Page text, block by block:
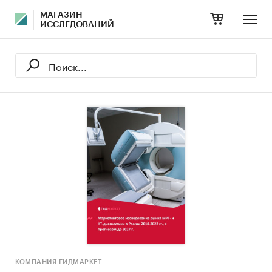
МАГАЗИН
ИССЛЕДОВАНИЙ
КОМПАНИЯ ГИДМАРКЕТ